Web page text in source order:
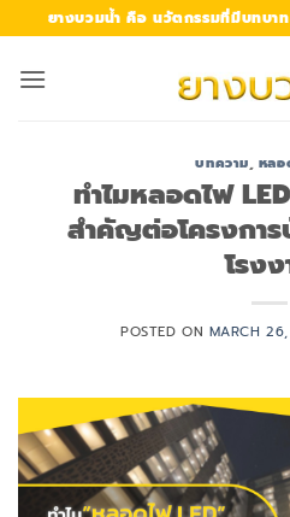
to
content
ยางบวมน้ำ คือ นวัตกรรมที่มีบทบา
บทความ, หลอ
ทำไมหลอดไฟ
สำคัญต่อโครงการ
โรง
POSTED ON MARCH